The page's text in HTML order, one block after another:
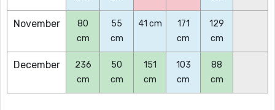
November
80
cm
55
cm
41 cm
171
cm
129
cm
December
236
cm
50
cm
151
cm
103
cm
88
cm